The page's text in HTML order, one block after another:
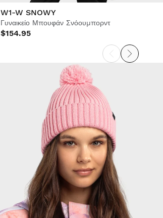
W1-W SNOWY
Γυναικείο Μπουφάν Σνόουμπορντ
$154.95